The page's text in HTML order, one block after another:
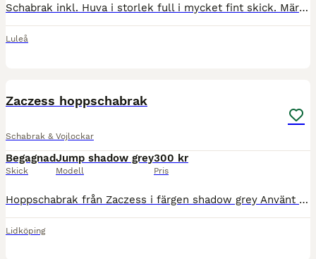
Schabrak inkl. Huva i storlek full i mycket fint skick. Märket är Equestrian Stockholm. Pris: 700kr
Luleå
Zaczess hoppschabrak
Schabrak & Vojlockar
Begagnad
Skick
Jump shadow grey
Modell
300 kr
Pris
Hoppschabrak från Zaczess i färgen shadow grey Använt men fint skick, storlek full 300kr fraktkostnad
Lidköping